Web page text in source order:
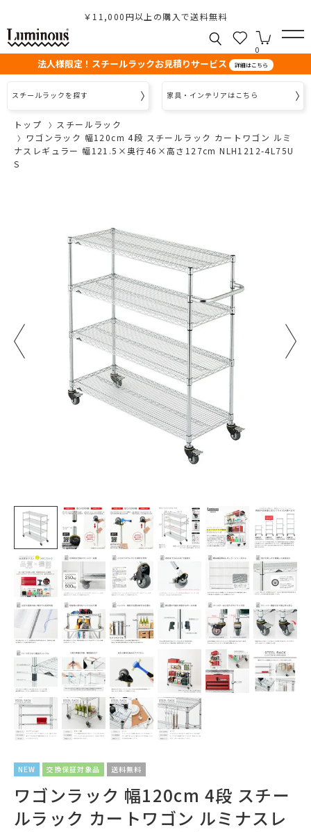
￥11,000円以上の購入で送料無料
0
法人様限定！スチールラックお見積りサービス 詳細はこちら
スチールラックを探す 家具・インテリアはこちら
トップ
スチールラック
ワゴンラック 幅120cm 4段 スチールラック カートワゴン ルミ
ナスレギュラー 幅121.5×奥行46×高さ127cm NLH1212-4L75U
S
NEW 交換保証対象品 送料無料
ワゴンラック 幅120cm 4段 スチー
ルラック カートワゴン ルミナスレ